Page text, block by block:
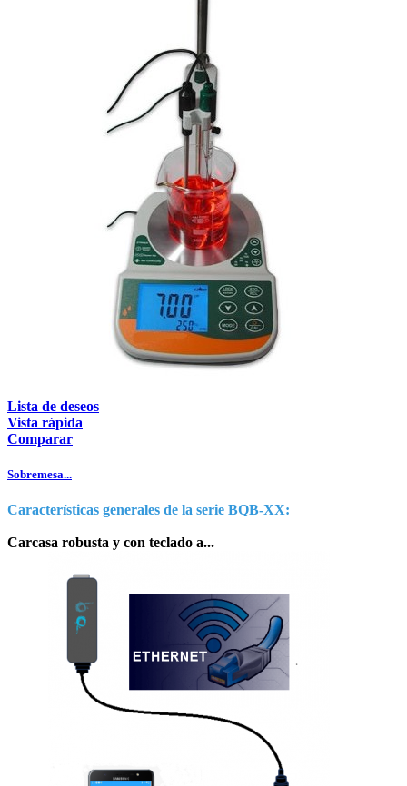
Lista de deseos
Vista rápida
Comparar
Sobremesa...
Características generales de la serie BQB-XX:
Carcasa robusta y con teclado a...